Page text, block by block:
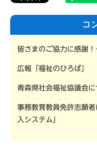
コ
皆さまのご協力に感謝
広報「福祉のひろば」
青森県社会福祉協議会に
事務教育教員免許志願
入システム」